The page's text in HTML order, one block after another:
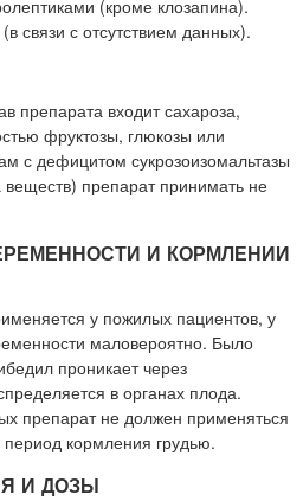
(кроме клозапина).
связи с отсутствием данных).
препарата входит сахароза,
фруктозы, глюкозы или
с дефицитом сукрозоизомальтазы
препарат принимать не
И КОРМЛЕНИИ
у пожилых пациентов, у
маловероятно. Было
проникает через
в органах плода.
препарат не должен применяться
кормления грудью.
И ДОЗЫ